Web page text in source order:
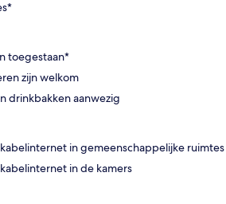
toegestaan*
zijn welkom
drinkbakken aanwezig
in gemeenschappelijke ruimtes
in de kamers